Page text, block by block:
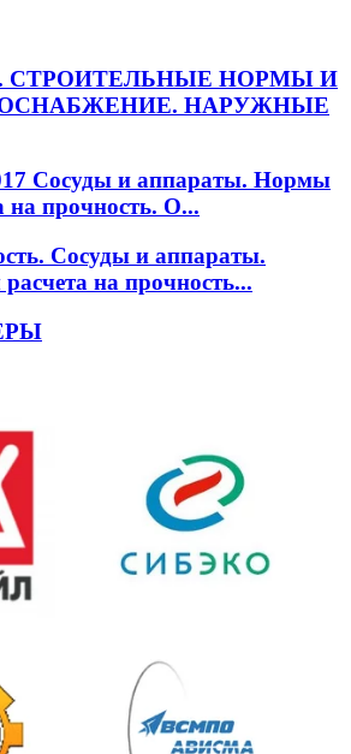
СТРОИТЕЛЬНЫЕ НОРМЫ И
НАРУЖНЫЕ
Сосуды и аппараты. Нормы
на прочность. О...
Сосуды и аппараты.
на прочность...